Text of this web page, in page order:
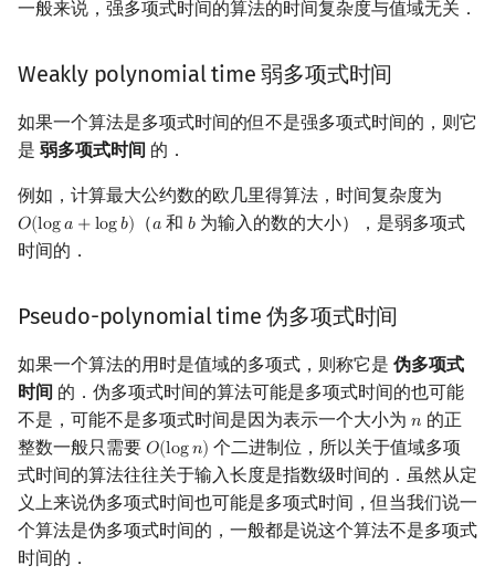
一般来说，强多项式时间的算法的时间复杂度与值域无关．
Weakly polynomial time 弱多项式时间
如果一个算法是多项式时间的但不是强多项式时间的，则它
是 弱多项式时间 的．
例如，计算最大公约数的欧几里得算法，时间复杂度为
𝑂(log𝑎 +log𝑏)
O(loga+ logb) （𝑎
a 和𝑏
b 为输入的数的大小），是弱多项式
时间的．
Pseudo-polynomial time 伪多项式时间
如果一个算法的用时是值域的多项式，则称它是 伪多项式
时间 的．伪多项式时间的算法可能是多项式时间的也可能
不是，可能不是多项式时间是因为表示一个大小为 𝑛
n 的正
整数一般只需要 𝑂(log𝑛)
O(logn) 个二进制位，所以关于值域多项
式时间的算法往往关于输入长度是指数级时间的．虽然从定
义上来说伪多项式时间也可能是多项式时间，但当我们说一
个算法是伪多项式时间的，一般都是说这个算法不是多项式
时间的．